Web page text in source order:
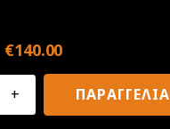
€140.00
ΠΑΡΑΓΓΕΛΙΑ